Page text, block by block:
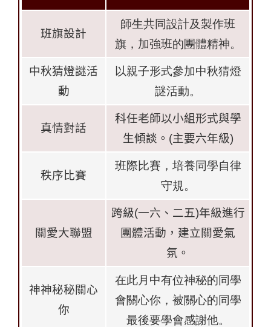
班旗設計
師生共同設計及製作班
旗，加強班的團體精神。
中秋猜燈謎活
動
以親子形式參加中秋猜燈
謎活動。
真情對話
科任老師以小組形式與學
生傾談。 (主要六年級)
秩序比賽
班際比賽，培養同學自律
守規。
關愛大聯盟
跨級(一六、二五)年級進行
團體活動，建立關愛氣
氛。
神神秘秘關心
你
在此月中有位神秘的同學
會關心你，被關心的同學
最後要學會感謝他。